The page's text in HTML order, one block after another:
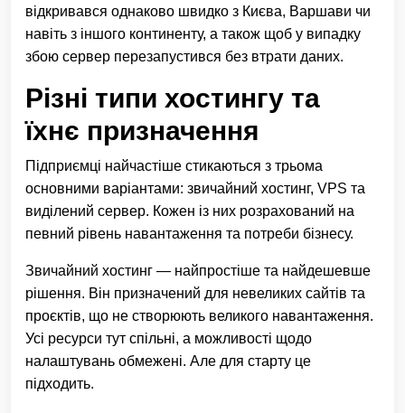
відкривався однаково швидко з Києва, Варшави чи
навіть з іншого континенту, а також щоб у випадку
збою сервер перезапустився без втрати даних.
Різні типи хостингу та
їхнє призначення
Підприємці найчастіше стикаються з трьома
основними варіантами: звичайний хостинг, VPS та
виділений сервер. Кожен із них розрахований на
певний рівень навантаження та потреби бізнесу.
Звичайний хостинг — найпростіше та найдешевше
рішення. Він призначений для невеликих сайтів та
проєктів, що не створюють великого навантаження.
Усі ресурси тут спільні, а можливості щодо
налаштувань обмежені. Але для старту це
підходить.